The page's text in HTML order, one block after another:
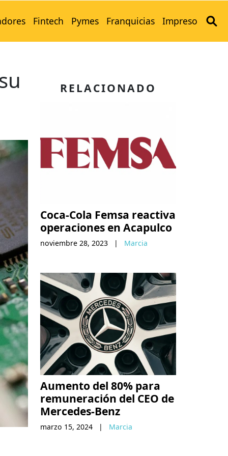
Fintech Pymes Franquicias Impreso
RELACIONADO
Coca-Cola Femsa reactiva
operaciones en Acapulco
noviembre 28, 2023 | Marcia
Aumento del 80% para
remuneración del CEO de
Mercedes-Benz
marzo 15, 2024 | Marcia